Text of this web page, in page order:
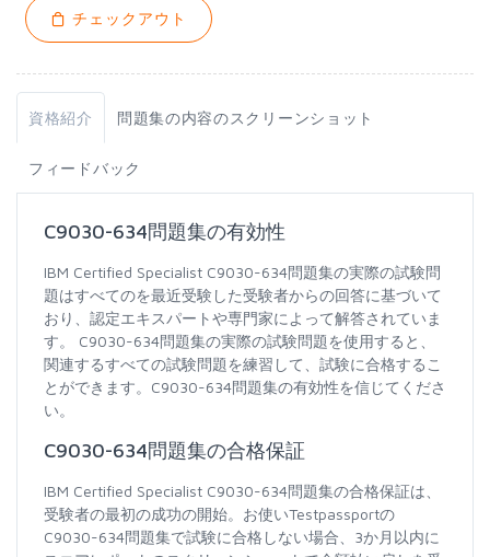
チェックアウト
資格紹介 問題集の内容のスクリーンショット
フィードバック
C9030-634問題集の有効性
IBM Certified Specialist C9030-634問題集の実際の試験問
題はすべてのを最近受験した受験者からの回答に基づいて
おり、認定エキスパートや専門家によって解答されていま
す。 C9030-634問題集の実際の試験問題を使用すると、
関連するすべての試験問題を練習して、試験に合格するこ
とができます。C9030-634問題集の有効性を信じてくださ
い。
C9030-634問題集の合格保証
IBM Certified Specialist C9030-634問題集の合格保証は、
受験者の最初の成功の開始。お使いTestpassportの
C9030-634問題集で試験に合格しない場合、3か月以内に